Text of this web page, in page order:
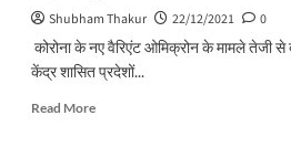
लिए
भेजे
सैंपल
Shubham Thakur 22/12/2021
0
कोरोना के नए वैरिएंट ओमिक्रोन के मामले तेजी
केंद्र शासित प्रदेशों...
Read MoreRead